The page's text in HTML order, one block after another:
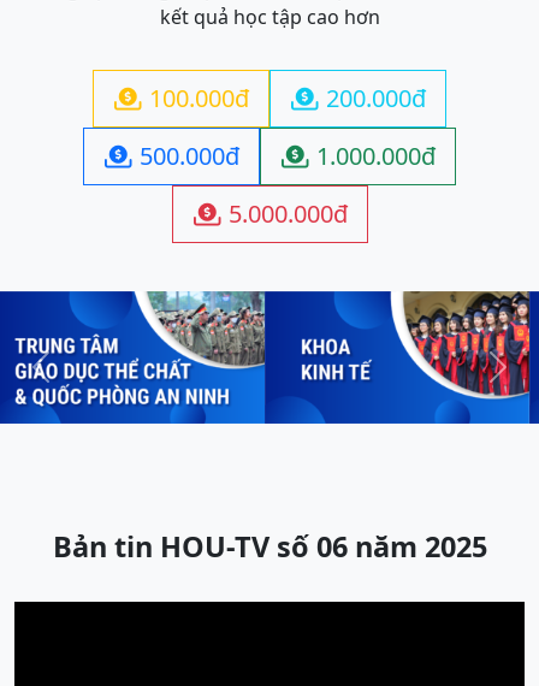
kết quả học tập cao hơn
 100.000đ  200.000đ
 500.000đ  1.000.000đ
 5.000.000đ
Previous Next
Bản tin HOU-TV số 06 năm 2025